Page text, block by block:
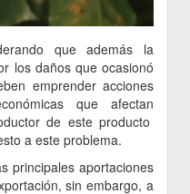
que además la
los daños que ocasionó
emprender acciones
que afectan
de este producto
a este problema.
principales aportaciones
sin embargo, a